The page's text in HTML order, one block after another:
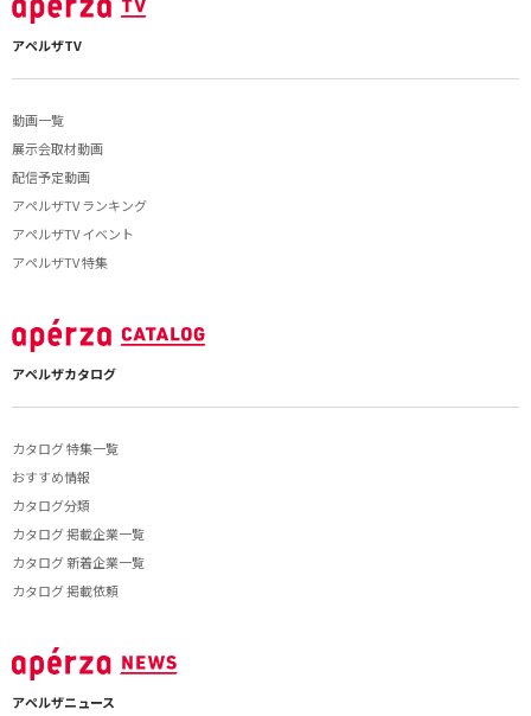
アペルザTV
動画一覧
展示会取材動画
配信予定動画
アペルザTV ランキング
アペルザTV イベント
アペルザTV 特集
アペルザカタログ
カタログ 特集一覧
おすすめ情報
カタログ分類
カタログ 掲載企業一覧
カタログ 新着企業一覧
カタログ 掲載依頼
アペルザニュース